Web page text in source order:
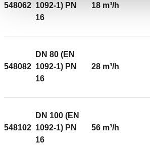
premazano. Maksimalni preporučeni
m³/h. Materijal: čelik.
548062 1092-1) PN
16
18 m³/h
548082
DN 80 (EN
1092-1) PN
16
28 m³/h
548102
DN 100 (EN
1092-1) PN
16
56 m³/h